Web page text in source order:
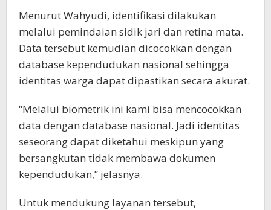
Menurut Wahyudi, identifikasi dilakukan
melalui pemindaian sidik jari dan retina mata.
Data tersebut kemudian dicocokkan dengan
database kependudukan nasional sehingga
identitas warga dapat dipastikan secara akurat.
“Melalui biometrik ini kami bisa mencocokkan
data dengan database nasional. Jadi identitas
seseorang dapat diketahui meskipun yang
bersangkutan tidak membawa dokumen
kependudukan,” jelasnya.
Untuk mendukung layanan tersebut,